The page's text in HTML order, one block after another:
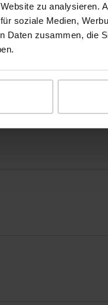
zu analysieren.
soziale Medien,
Daten zusammen, die